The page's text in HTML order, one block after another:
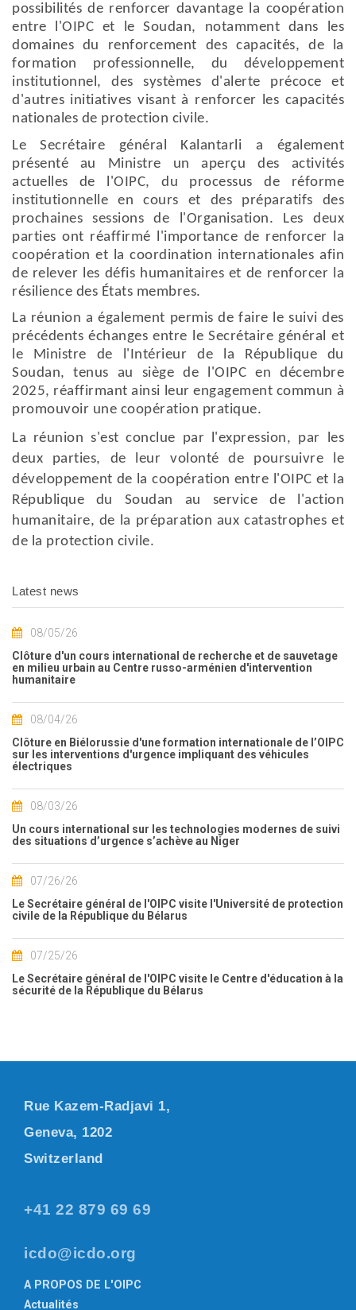
possibilités de renforcer davantage la coopération
entre l'OIPC et le Soudan, notamment dans les
domaines du renforcement des capacités, de la
formation professionnelle, du développement
institutionnel, des systèmes d'alerte précoce et
d'autres initiatives visant à renforcer les capacités
nationales de protection civile.
Le Secrétaire général Kalantarli a également
présenté au Ministre un aperçu des activités
actuelles de l'OIPC, du processus de réforme
institutionnelle en cours et des préparatifs des
prochaines sessions de l'Organisation. Les deux
parties ont réaffirmé l'importance de renforcer la
coopération et la coordination internationales afin
de relever les défis humanitaires et de renforcer la
résilience des États membres.
La réunion a également permis de faire le suivi des
précédents échanges entre le Secrétaire général et
le Ministre de l'Intérieur de la République du
Soudan, tenus au siège de l'OIPC en décembre
2025, réaffirmant ainsi leur engagement commun à
promouvoir une coopération pratique.
La réunion s'est conclue par l'expression, par les
deux parties, de leur volonté de poursuivre le
développement de la coopération entre l'OIPC et la
République du Soudan au service de l'action
humanitaire, de la préparation aux catastrophes et
de la protection civile.
Latest news
08/05/26
Clôture d'un cours international de recherche et de sauvetage
en milieu urbain au Centre russo-arménien d'intervention
humanitaire
08/04/26
Clôture en Biélorussie d'une formation internationale de l’OIPC
sur les interventions d'urgence impliquant des véhicules
électriques
08/03/26
Un cours international sur les technologies modernes de suivi
des situations d’urgence s’achève au Niger
07/26/26
Le Secrétaire général de l'OIPC visite l'Université de protection
civile de la République du Bélarus
07/25/26
Le Secrétaire général de l'OIPC visite le Centre d'éducation à la
sécurité de la République du Bélarus
Rue Kazem-Radjavi 1,
Geneva, 1202
Switzerland
+41 22 879 69 69
icdo@icdo.org
A PROPOS DE L'OIPC
Actualités